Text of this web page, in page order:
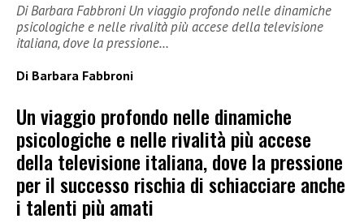
Di Barbara Fabbroni Un viaggio profondo nelle dinamiche
psicologiche e nelle rivalità più accese della televisione
italiana, dove la pressione…
Di Barbara Fabbroni
Un viaggio profondo nelle dinamiche
psicologiche e nelle rivalità più accese
della televisione italiana, dove la pressione
per il successo rischia di schiacciare anche
i talenti più amati